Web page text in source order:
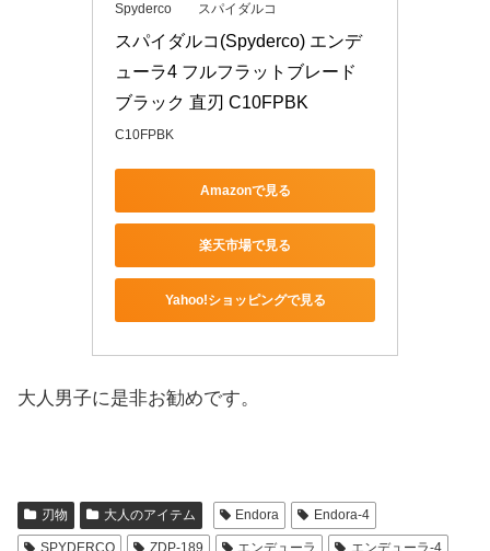
Spyderco スパイダルコ
スパイダルコ(Spyderco) エンデ
ューラ4 フルフラットブレード
ブラック 直刃 C10FPBK
C10FPBK
Amazonで見る
楽天市場で見る
Yahoo!ショッピングで見る
大人男子に是非お勧めです。
刃物 大人のアイテム Endora Endora-4
SPYDERCO ZDP-189 エンデューラ エンデューラ-4